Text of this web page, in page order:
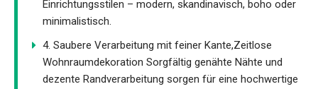
Einrichtungsstilen – modern, skandinavisch, boho oder
minimalistisch.
4. Saubere Verarbeitung mit feiner Kante,Zeitlose
Wohnraumdekoration Sorgfältig genähte Nähte und
dezente Randverarbeitung sorgen für eine hochwertige